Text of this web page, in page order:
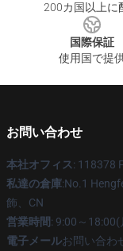
200カ国以上に
国際保証
使用国で提
お問い合わせ
本社オフィス: 118378
私達の倉庫:No.1
飾、CN
営業時間: 9:00～18:00(
電子メールお問い合わ